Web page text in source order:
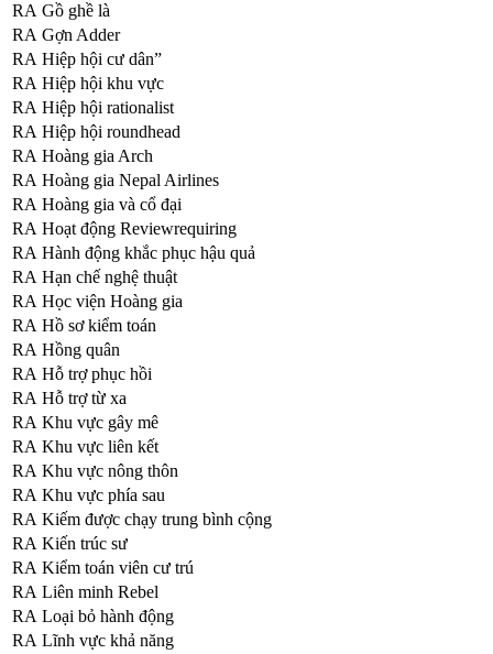
RA Gồ ghề là
RA Gợn Adder
RA Hiệp hội cư dân”
RA Hiệp hội khu vực
RA Hiệp hội rationalist
RA Hiệp hội roundhead
RA Hoàng gia Arch
RA Hoàng gia Nepal Airlines
RA Hoàng gia và cổ đại
RA Hoạt động Reviewrequiring
RA Hành động khắc phục hậu quả
RA Hạn chế nghệ thuật
RA Học viện Hoàng gia
RA Hồ sơ kiểm toán
RA Hồng quân
RA Hỗ trợ phục hồi
RA Hỗ trợ từ xa
RA Khu vực gây mê
RA Khu vực liên kết
RA Khu vực nông thôn
RA Khu vực phía sau
RA Kiếm được chạy trung bình cộng
RA Kiến trúc sư
RA Kiểm toán viên cư trú
RA Liên minh Rebel
RA Loại bỏ hành động
RA Lĩnh vực khả năng